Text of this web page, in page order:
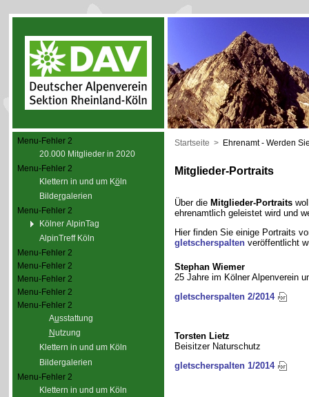
Menu-Fehler 2
20.000 Mitg lieder in 2020
Menu-Fehler 2
Klettern in und um Köln
Bildergalerien
Menu-Fehler 2
Kölner AlpinTag
AlpinTreff Köln
Menu-Fehler 2
Menu-Fehler 2
Menu-Fehler 2
Menu-Fehler 2
Menu-Fehler 2
Ausstattung
Nutzung
Klettern in und um Köln
Bildergalerien
Menu-Fehler 2
Klettern in und um Köln
Startseite > Ehrenamt - Werden
Mitglieder-Portraits
Über die Mitglieder-Portraits
ehrenamtlich geleistet wird und
Hier finden Sie einige Portraits
gletscherspaltenveröffentlicht
Stephan Wiemer
25 Jahre im Kölner Alpenverein
gletscherspalten 2/2014
Torsten Lietz
Beisitzer Naturschutz
gletscherspalten 1/2014